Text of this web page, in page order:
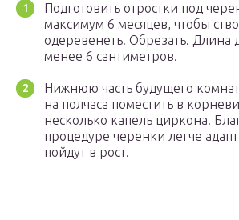
Подготовить отростки под
максимум 6 месяцев, чтобы
одеревенеть. Обрезать. Длина
менее 6 сантиметров.
Нижнюю часть будущего
на полчаса поместить в
несколько капель циркона.
процедуре черенки легче
пойдут в рост.